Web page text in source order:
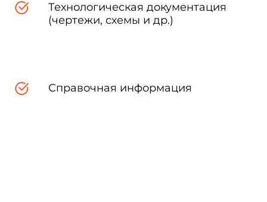
Технологическая документация
(чертежи, схемы и др.)
Справочная информация